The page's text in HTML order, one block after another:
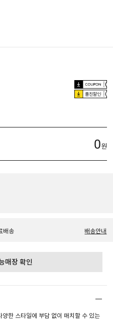
플친할인
0원
배송 배송안내
매장 확인
한 스타일에 부담 없이 매치할 수 있는